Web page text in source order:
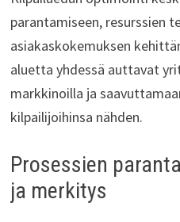
parantamiseen, resurssien
asiakaskokemuksen
aluetta yhdessä auttavat
markkinoilla ja
kilpailijoihinsa nähden.
Prosessien
ja merkitys